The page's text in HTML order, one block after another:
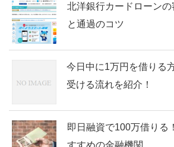
北洋銀行カードローン
と通過のコツ
今日中に1万円を借りる
受ける流れを紹介！
即日融資で100万借りる
すすめの金融機関